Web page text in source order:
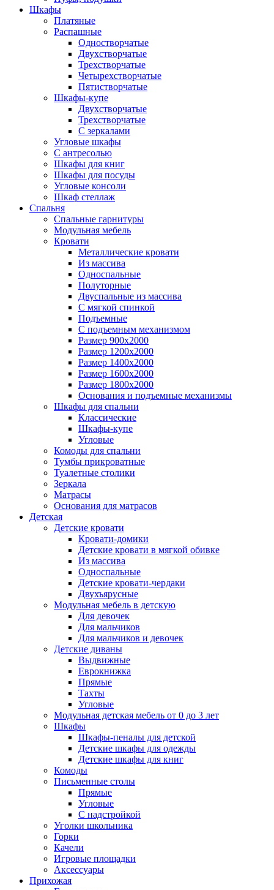
Шкафы
Платяные
Распашные
Одностворчатые
Двухстворчатые
Трехстворчатые
Четырехстворчатые
Пятистворчатые
Шкафы-купе
Двухстворчатые
Трехстворчатые
С зеркалами
Угловые шкафы
С антресолью
Шкафы для книг
Шкафы для посуды
Угловые консоли
Шкаф стеллаж
Спальня
Спальные гарнитуры
Модульная мебель
Кровати
Металлические кровати
Из массива
Односпальные
Полуторные
Двуспальные из массива
С мягкой спинкой
Подъемные
С подъемным механизмом
Размер 900х2000
Размер 1200х2000
Размер 1400х2000
Размер 1600х2000
Размер 1800х2000
Основания и подъемные механизмы
Шкафы для спальни
Классические
Шкафы-купе
Угловые
Комоды для спальни
Тумбы прикроватные
Туалетные столики
Зеркала
Матрасы
Основания для матрасов
Детская
Детские кровати
Кровати-домики
Детские кровати в мягкой обивке
Из массива
Односпальные
Детские кровати-чердаки
Двухъярусные
Модульная мебель в детскую
Для девочек
Для мальчиков
Для мальчиков и девочек
Детские диваны
Выдвижные
Еврокнижка
Прямые
Тахты
Угловые
Модульная детская мебель от 0 до 3 лет
Шкафы
Шкафы-пеналы для детской
Детские шкафы для одежды
Детские шкафы для книг
Комоды
Письменные столы
Прямые
Угловые
С надстройкой
Уголки школьника
Горки
Качели
Игровые площадки
Аксессуары
Прихожая